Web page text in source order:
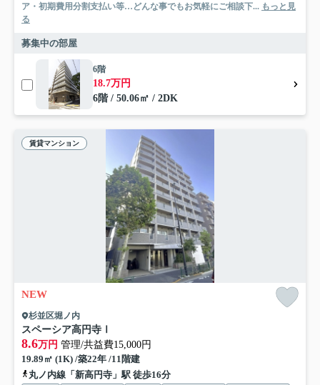
ア・初期費用分割支払い等…どんな事でもお気軽にご相談下... もっと見
る
募集中の部屋
6階
18.7万円
6階 / 50.06㎡ / 2DK
賃貸マンション
NEW
杉並区堀ノ内
スペーシア高円寺Ⅰ
8.6万円 管理/共益費15,000円
19.89㎡ (1K) /築22年 /11階建
丸ノ内線「新高円寺」駅 徒歩16分